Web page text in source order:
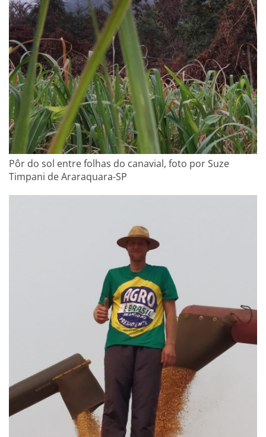
Pôr do sol entre folhas do canavial, foto por Suze
Timpani de Araraquara-SP